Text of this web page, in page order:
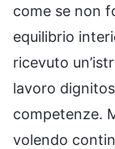
come se non
equilibrio
ricevuto
lavoro
competenze.
volendo